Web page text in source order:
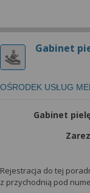
Gabinet
OŚRODEK USŁUG
Gabinet
Rejestracja do tej
z przychodnią pod